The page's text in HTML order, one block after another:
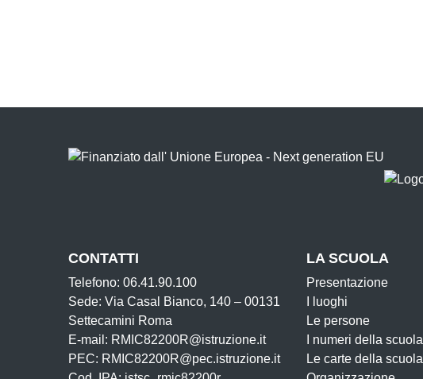
CONTATTI
Telefono: 06.41.90.100
Sede: Via Casal Bianco, 140 – 00131
Settecamini Roma
E-mail: RMIC82200R@istruzione.it
PEC: RMIC82200R@pec.istruzione.it
LA SCUOLA
Presentazione
I luoghi
Le persone
I numeri della scuola
Le carte della scuola